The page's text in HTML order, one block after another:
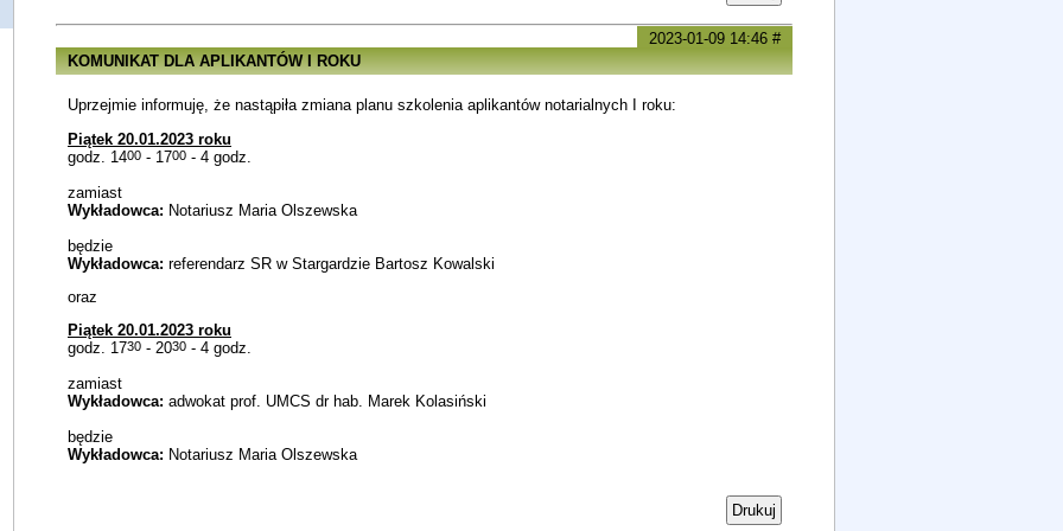
2023-01-09 14:46 #
KOMUNIKAT DLA APLIKANTÓW I ROKU
Uprzejmie informuję, że nastąpiła zmiana planu szkolenia aplikantów notarialnych I roku:
Piątek 20.01.2023 roku
godz. 1400 - 1700 - 4 godz.
zamiast
Wykładowca: Notariusz Maria Olszewska
będzie
Wykładowca: referendarz SR w Stargardzie Bartosz Kowalski
oraz
Piątek 20.01.2023 roku
godz. 1730 - 2030 - 4 godz.
zamiast
Wykładowca: adwokat prof. UMCS dr hab. Marek Kolasiński
będzie
Wykładowca: Notariusz Maria Olszewska
Drukuj